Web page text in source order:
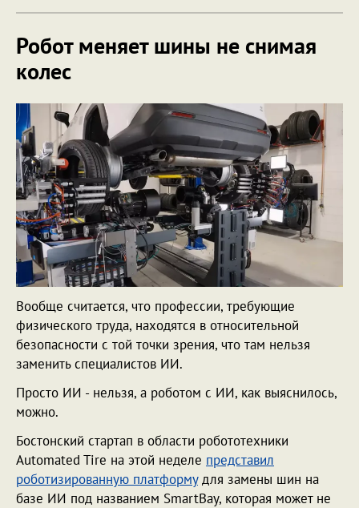
Робот меняет шины не снимая
колес
Вообще считается, что профессии, требующие
физического труда, находятся в относительной
безопасности с той точки зрения, что там нельзя
заменить специалистов ИИ.
Просто ИИ - нельзя, а роботом с ИИ, как выяснилось,
можно.
Бостонский стартап в области робототехники
Automated Tire на этой неделе представил
роботизированную платформудля замены шин на
базе ИИ под названием SmartBay, которая может не